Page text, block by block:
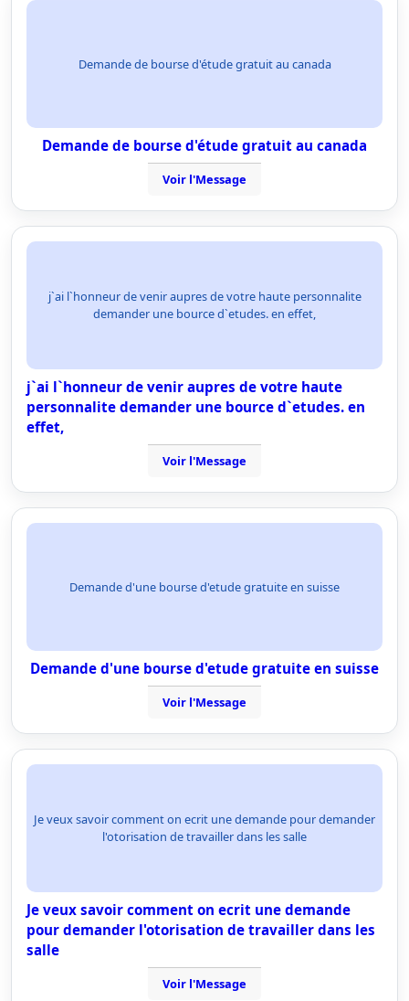
Demande de bourse d'étude gratuit au canada
Demande de bourse d'étude gratuit au canada
Voir l'Message
j`ai l`honneur de venir aupres de votre haute personnalite
demander une bource d`etudes. en effet,
j`ai l`honneur de venir aupres de votre haute
personnalite demander une bource d`etudes. en
effet,
Voir l'Message
Demande d'une bourse d'etude gratuite en suisse
Demande d'une bourse d'etude gratuite en suisse
Voir l'Message
Je veux savoir comment on ecrit une demande pour demander
l'otorisation de travailler dans les salle
Je veux savoir comment on ecrit une demande
pour demander l'otorisation de travailler dans les
salle
Voir l'Message